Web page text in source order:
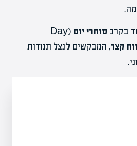
בקרב סוחרי יום (Day
קצר, המבקשים לנצל תנודות